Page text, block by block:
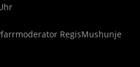
RegisMushunje